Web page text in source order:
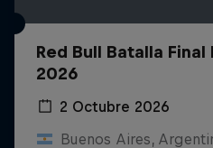
Red Bull Batalla
2026
2 Octubre 2026
Buenos Aires,